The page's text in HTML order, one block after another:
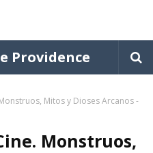
Providence
Mitos y Dioses Arcanos -
Monstruos,